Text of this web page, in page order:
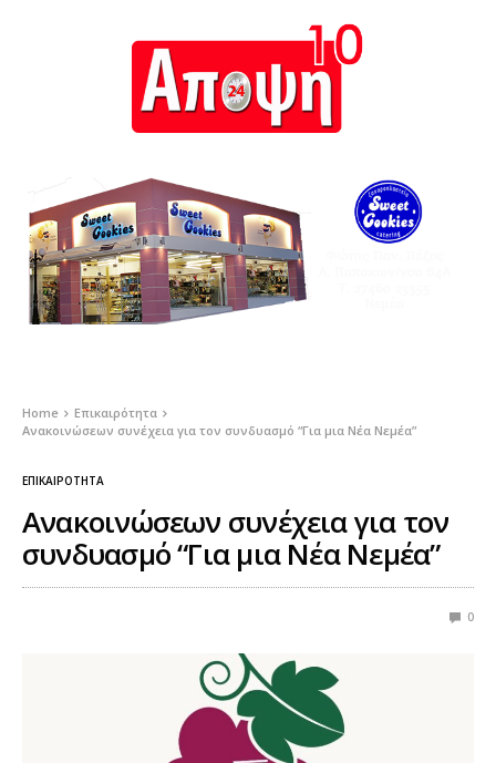
Home
Επικαιρότητα
Ανακοινώσεων συνέχεια για τον συνδυασμό “Για μια Νέα Νεμέα”
ΕΠΙΚΑΙΡΌΤΗΤΑ
Ανακοινώσεων συνέχεια για τον
συνδυασμό “Για μια Νέα Νεμέα”
0